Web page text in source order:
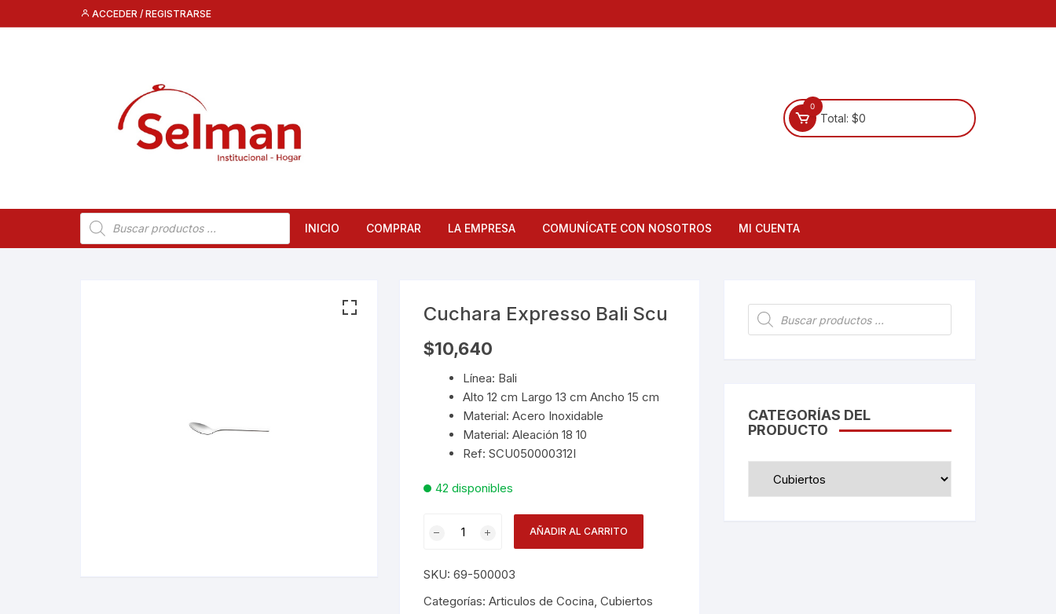
al
ACCEDER / REGISTRARSE
0
Total: $0
Búsqueda
de
INICIO COMPRAR
Electrodomésticos
RAK
LA EMPRESA COMUNÍCATE CON NOSOTROS MI CUENTA
Cuchara Expresso Bali Scu
$10,640
Línea: Bali
Alto 12 cm Largo 13 cm Ancho 15 cm
Material: Acero Inoxidable
Material: Aleación 18 10
Ref: SCU050000312I
42 disponibles
Expresso
Scu
cantidad
AÑADIR AL CARRITO
SKU:69-500003
Categorías:Articulos de Cocina,Cubiertos
Búsqueda
de
CATEGORÍAS DEL
PRODUCTO